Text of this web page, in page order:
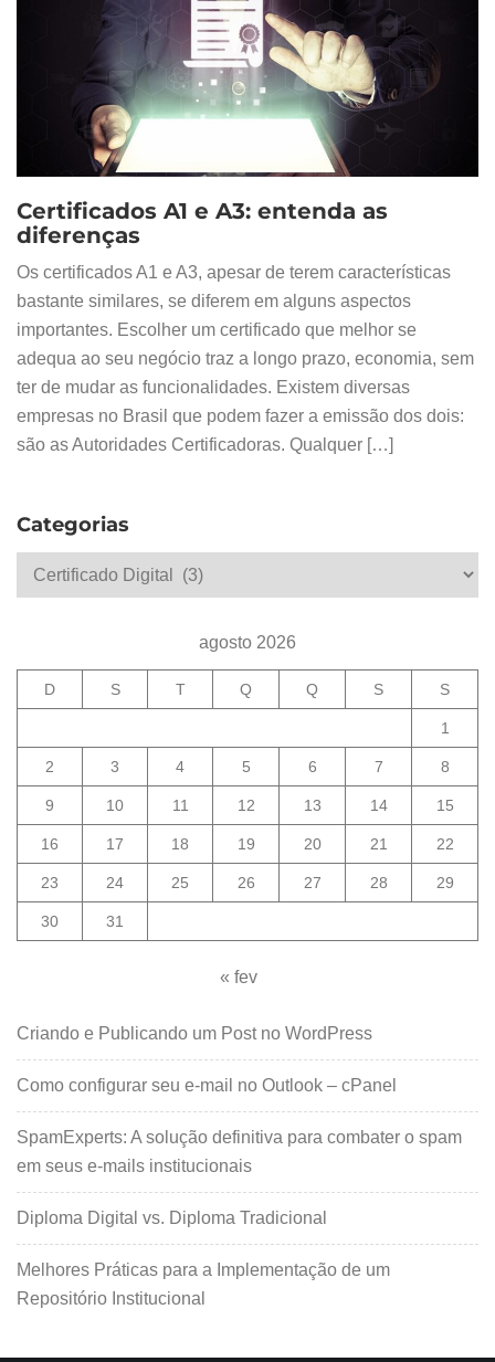
Certificados A1 e A3: entenda as
diferenças
Os certificados A1 e A3, apesar de terem características
bastante similares, se diferem em alguns aspectos
importantes. Escolher um certificado que melhor se
adequa ao seu negócio traz a longo prazo, economia, sem
ter de mudar as funcionalidades. Existem diversas
empresas no Brasil que podem fazer a emissão dos dois:
são as Autoridades Certificadoras. Qualquer […]
Categorias
Categorias
agosto 2026
D S T Q Q S S
1
2 3 4 5 6 7 8
9 10 11 12 13 14 15
16 17 18 19 20 21 22
23 24 25 26 27 28 29
30 31
« fev
Criando e Publicando um Post no WordPress
Como configurar seu e-mail no Outlook – cPanel
SpamExperts: A solução definitiva para combater o spam
em seus e-mails institucionais
Diploma Digital vs. Diploma Tradicional
Melhores Práticas para a Implementação de um
Repositório Institucional